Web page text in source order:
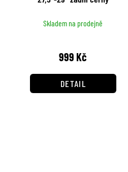
Skladem na prodejně
999 Kč
DETAIL